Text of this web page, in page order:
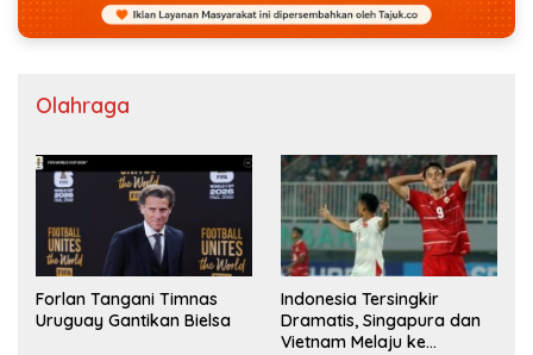
Olahraga
Forlan Tangani Timnas
Uruguay Gantikan Bielsa
Indonesia Tersingkir
Dramatis, Singapura dan
Vietnam Melaju ke